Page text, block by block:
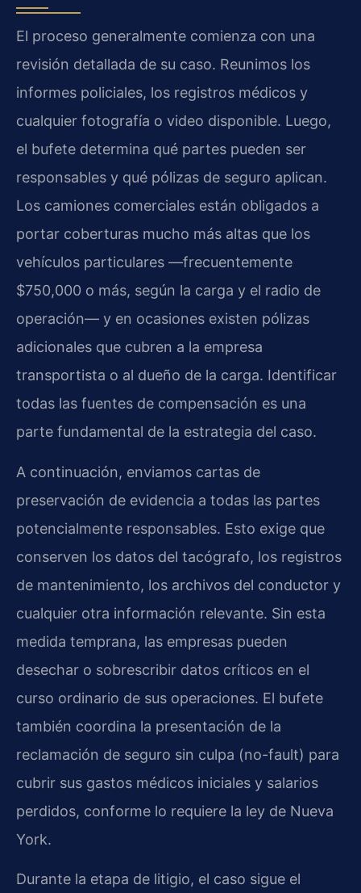
El proceso generalmente comienza con una
revisión detallada de su caso. Reunimos los
informes policiales, los registros médicos y
cualquier fotografía o video disponible. Luego,
el bufete determina qué partes pueden ser
responsables y qué pólizas de seguro aplican.
Los camiones comerciales están obligados a
portar coberturas mucho más altas que los
vehículos particulares —frecuentemente
$750,000 o más, según la carga y el radio de
operación— y en ocasiones existen pólizas
adicionales que cubren a la empresa
transportista o al dueño de la carga. Identificar
todas las fuentes de compensación es una
parte fundamental de la estrategia del caso.
A continuación, enviamos cartas de
preservación de evidencia a todas las partes
potencialmente responsables. Esto exige que
conserven los datos del tacógrafo, los registros
de mantenimiento, los archivos del conductor y
cualquier otra información relevante. Sin esta
medida temprana, las empresas pueden
desechar o sobrescribir datos críticos en el
curso ordinario de sus operaciones. El bufete
también coordina la presentación de la
reclamación de seguro sin culpa (no-fault) para
cubrir sus gastos médicos iniciales y salarios
perdidos, conforme lo requiere la ley de Nueva
York.
Durante la etapa de litigio, el caso sigue el